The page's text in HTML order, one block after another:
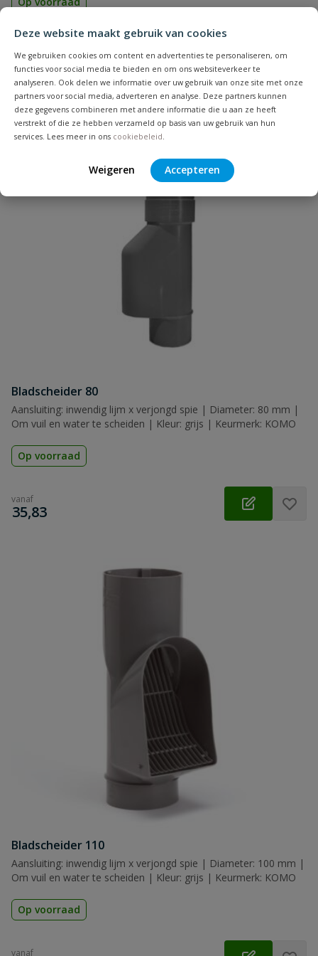
Deze website maakt gebruik van cookies
We gebruiken cookies om content en advertenties te personaliseren, om
functies voor social media te bieden en om ons websiteverkeer te
analyseren. Ook delen we informatie over uw gebruik van onze site met onze
partners voor social media, adverteren en analyse. Deze partners kunnen
deze gegevens combineren met andere informatie die u aan ze heeft
verstrekt of die ze hebben verzameld op basis van uw gebruik van hun
services. Lees meer in ons cookiebeleid.
Weigeren Accepteren
€12,72
Bladscheider 80
Aansluiting: inwendig lijm x verjongd spie | Diameter: 80 mm |
Om vuil en water te scheiden | Kleur: grijs | Keurmerk: KOMO
Op voorraad
vanaf
€
35,83
Bladscheider 110
Aansluiting: inwendig lijm x verjongd spie | Diameter: 100 mm |
Om vuil en water te scheiden | Kleur: grijs | Keurmerk: KOMO
Op voorraad
vanaf